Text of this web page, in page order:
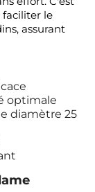
faciliter le
assurant
optimale
diamètre 25